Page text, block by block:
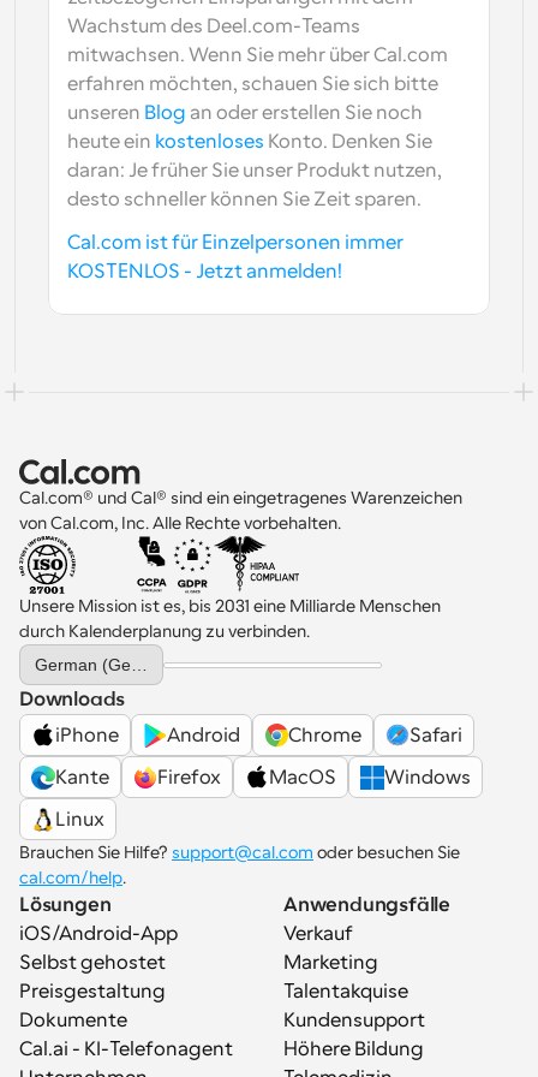
Wachstum des Deel.com-Teams
mitwachsen. Wenn Sie mehr über Cal.com
erfahren möchten, schauen Sie sich bitte
unseren Blog an oder erstellen Sie noch
heute ein kostenloses Konto. Denken Sie
daran: Je früher Sie unser Produkt nutzen,
desto schneller können Sie Zeit sparen.
Cal.com ist für Einzelpersonen immer
KOSTENLOS - Jetzt anmelden!
Cal.com® und Cal® sind ein eingetragenes Warenzeichen
von Cal.com, Inc. Alle Rechte vorbehalten.
Unsere Mission ist es, bis 2031 eine Milliarde Menschen
durch Kalenderplanung zu verbinden.
Select Language
Downloads
iPhone
Android Chrome
Safari
Kante
Firefox MacOS
Windows
Linux
Brauchen Sie Hilfe? support@cal.com
cal.com/help.
Lösungen
iOS/Android-App
Selbst gehostet
Preisgestaltung
Dokumente
Cal.ai - KI-Telefonagent
Anwendungsfälle
Verkauf
Marketing
Talentakquise
Kundensupport
Höhere Bildung